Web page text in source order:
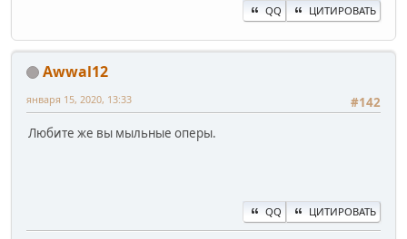
QQ ЦИТИРОВАТЬ
Awwal12
#142
января 15, 2020, 13:33
Любите же вы мыльные оперы.
QQ ЦИТИРОВАТЬ